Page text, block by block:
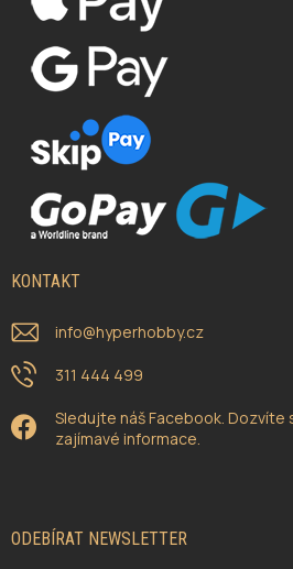
KONTAKT
info@hyperhobby.cz
311 444 499
Sledujte náš Facebook. Dozvíte
zajímavé informace.
ODEBÍRAT NEWSLETTER